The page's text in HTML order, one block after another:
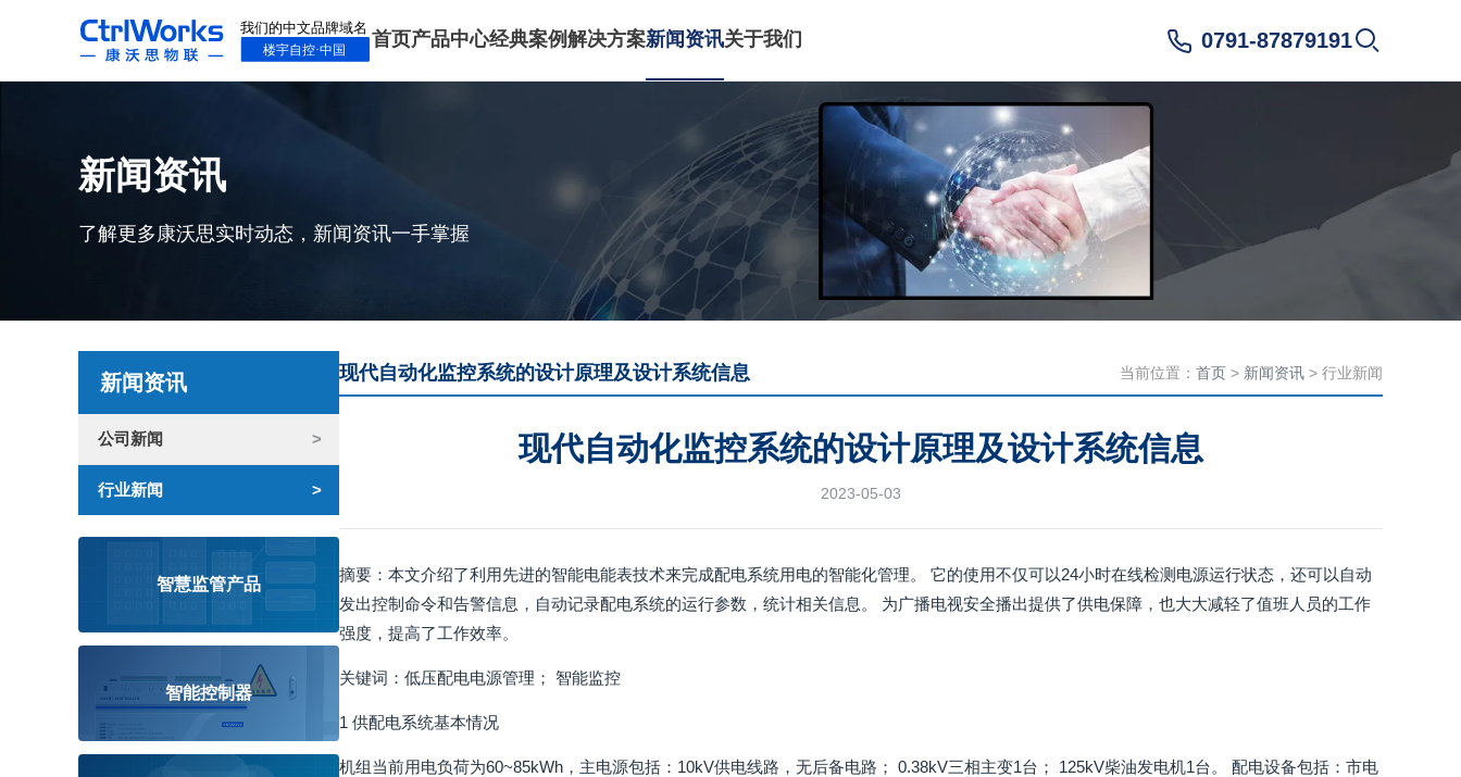
首页产品中心经典案例解决方案新闻资讯关于我们 0791-87879191
新闻资讯
了解更多康沃思实时动态，新闻资讯一手掌握
新闻资讯
公司新闻
行业新闻
智慧监管产品
智能控制器
现代自动化监控系统的设计原理及设计系统信息 当前位置： 首页 > 新闻资讯 > 行业新闻
现代自动化监控系统的设计原理及设计系统信息
2023-05-03
摘要：本文介绍了利用先进的智能电能表技术来完成配电系统用电的智能化管理。 它的使用不仅可以24小时在线检测电源运行状态，还可以自动
发出控制命令和告警信息，自动记录配电系统的运行参数，统计相关信息。 为广播电视安全播出提供了供电保障，也大大减轻了值班人员的工作
强度，提高了工作效率。
关键词：低压配电电源管理； 智能监控
1 供配电系统基本情况
机组当前用电负荷为60~85kWh，主电源包括：10kV供电线路，无后备电路； 0.38kV三相主变1台； 125kV柴油发电机1台。 配电设备包括：市电